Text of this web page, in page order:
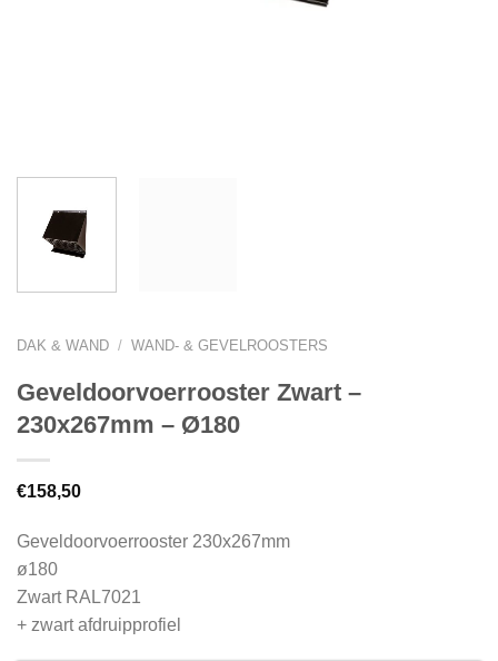
DAK & WAND / WAND- & GEVELROOSTERS
Geveldoorvoerrooster Zwart –
230x267mm – Ø180
€158,50
Geveldoorvoerrooster 230x267mm
ø180
Zwart RAL7021
+ zwart afdruipprofiel